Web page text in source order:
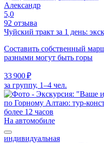
Александр
5,0
92 отзыва
Чуйский тракт за 1 день:
Составить собственный
разными могут быть горы
33 900 ₽
за группу, 1–4 чел.
более 12 часов
На автомобиле
индивидуальная